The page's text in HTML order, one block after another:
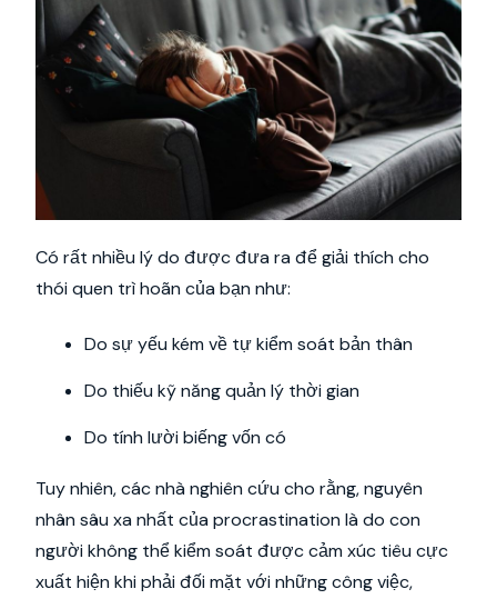
Có rất nhiều lý do được đưa ra để giải thích cho
thói quen trì hoãn của bạn như:
Do sự yếu kém về tự kiểm soát bản thân
Do thiếu kỹ năng quản lý thời gian
Do tính lười biếng vốn có
Tuy nhiên, các nhà nghiên cứu cho rằng, nguyên
nhân sâu xa nhất của procrastination là do con
người không thể kiểm soát được cảm xúc tiêu cực
xuất hiện khi phải đối mặt với những công việc,